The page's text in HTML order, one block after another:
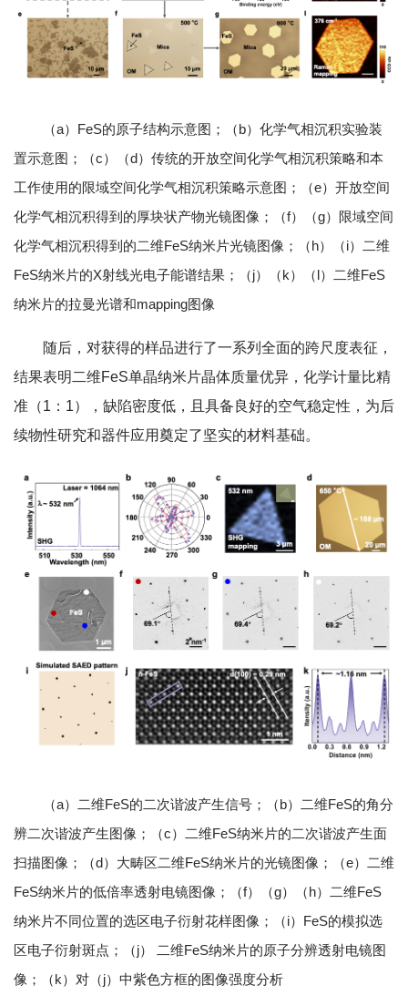
（a）FeS的原子结构示意图；（b）化学气相沉积实验装
置示意图；（c）（d）传统的开放空间化学气相沉积策略和本
工作使用的限域空间化学气相沉积策略示意图；（e）开放空间
化学气相沉积得到的厚块状产物光镜图像；（f）（g）限域空间
化学气相沉积得到的二维FeS纳米片光镜图像；（h）（i）二维
FeS纳米片的X射线光电子能谱结果；（j）（k）（l）二维FeS
纳米片的拉曼光谱和mapping图像
随后，对获得的样品进行了一系列全面的跨尺度表征，
结果表明二维FeS单晶纳米片晶体质量优异，化学计量比精
准（1：1），缺陷密度低，且具备良好的空气稳定性，为后
续物性研究和器件应用奠定了坚实的材料基础。
（a）二维FeS的二次谐波产生信号；（b）二维FeS的角分
辨二次谐波产生图像；（c）二维FeS纳米片的二次谐波产生面
扫描图像；（d）大畴区二维FeS纳米片的光镜图像；（e）二维
FeS纳米片的低倍率透射电镜图像；（f）（g）（h）二维FeS
纳米片不同位置的选区电子衍射花样图像；（i）FeS的模拟选
区电子衍射斑点；（j） 二维FeS纳米片的原子分辨透射电镜图
像；（k）对（j）中紫色方框的图像强度分析